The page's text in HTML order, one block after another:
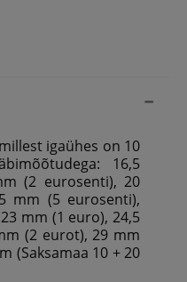
igaühes on 10
16,5
(2 eurosenti), 20
mm (5 eurosenti),
mm (1 euro), 24,5
(2 eurot), 29 mm
(Saksamaa 10 + 20